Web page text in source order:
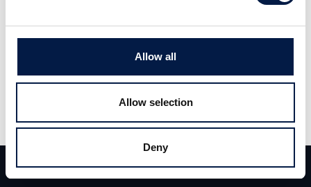
Allow all
Allow selection
Deny
Team Deals Kontakt
) samt en mängd emissionstjänster till
Bolaget har ägts av Aktiespararna i cirka 30 år
och har 40 anställda.
”Det är en bra affär för både oss som
medlemsorganisation, för våra
medlemmar och för Aktieinvests